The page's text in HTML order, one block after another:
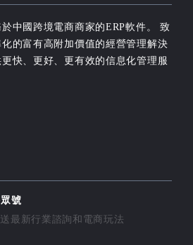
中國跨境電商商家的ERP軟件。 致
的富有高附加價值的經營管理解決
快、更好、更有效的信息化管理服
號
最新行業諮詢和電商玩法